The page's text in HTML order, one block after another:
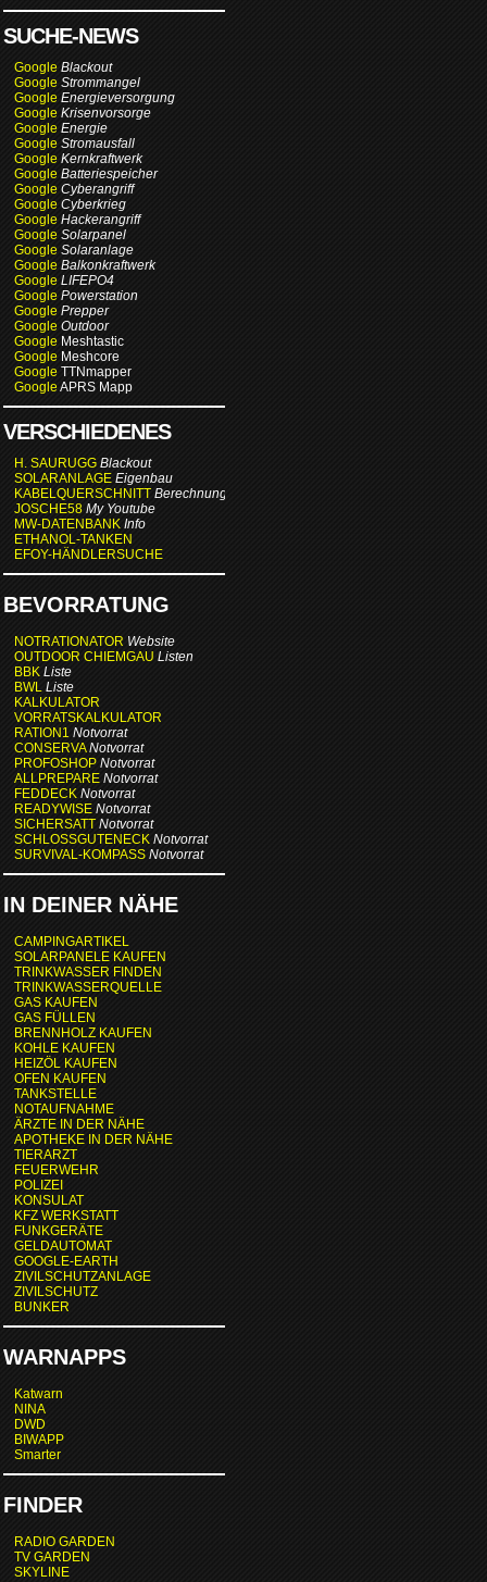
SUCHE-NEWS
Google Blackout
Google Strommangel
Google Energieversorgung
Google Krisenvorsorge
Google Energie
Google Stromausfall
Google Kernkraftwerk
Google Batteriespeicher
Google Cyberangriff
Google Cyberkrieg
Google Hackerangriff
Google Solarpanel
Google Solaranlage
Google Balkonkraftwerk
Google LIFEPO4
Google Powerstation
Google Prepper
Google Outdoor
Google Meshtastic
Google Meshcore
Google TTNmapper
Google APRS Mapp
VERSCHIEDENES
H. SAURUGG Blackout
SOLARANLAGE Eigenbau
KABELQUERSCHNITT Berechnung
JOSCHE58 My Youtube
MW-DATENBANK Info
ETHANOL-TANKEN
EFOY-HÄNDLERSUCHE
BEVORRATUNG
NOTRATIONATOR Website
OUTDOOR CHIEMGAU Listen
BBK Liste
BWL Liste
KALKULATOR
VORRATSKALKULATOR
RATION1 Notvorrat
CONSERVA Notvorrat
PROFOSHOP Notvorrat
ALLPREPARE Notvorrat
FEDDECK Notvorrat
READYWISE Notvorrat
SICHERSATT Notvorrat
SCHLOSSGUTENECK Notvorrat
SURVIVAL-KOMPASS Notvorrat
IN DEINER NÄHE
CAMPINGARTIKEL
SOLARPANELE KAUFEN
TRINKWASSER FINDEN
TRINKWASSERQUELLE
GAS KAUFEN
GAS FÜLLEN
BRENNHOLZ KAUFEN
KOHLE KAUFEN
HEIZÖL KAUFEN
OFEN KAUFEN
TANKSTELLE
NOTAUFNAHME
ÄRZTE IN DER NÄHE
APOTHEKE IN DER NÄHE
TIERARZT
FEUERWEHR
POLIZEI
KONSULAT
KFZ WERKSTATT
FUNKGERÄTE
GELDAUTOMAT
GOOGLE-EARTH
ZIVILSCHUTZANLAGE
ZIVILSCHUTZ
BUNKER
WARNAPPS
Katwarn
NINA
DWD
BIWAPP
Smarter
FINDER
RADIO GARDEN
TV GARDEN
SKYLINE